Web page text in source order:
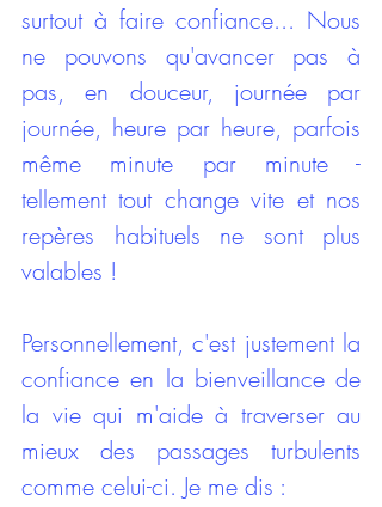
surtout à faire confiance... Nous
ne pouvons qu'avancer pas à
pas, en douceur, journée par
journée, heure par heure, parfois
même minute par minute -
tellement tout change vite et nos
repères habituels ne sont plus
valables !
Personnellement, c'est justement la
confiance en la bienveillance de
la vie qui m'aide à traverser au
mieux des passages turbulents
comme celui-ci. Je me dis :